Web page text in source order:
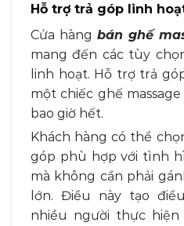
Hỗ trợ trả góp linh
Cửa hàng bán ghế
mang đến các tùy
linh hoạt. Hỗ trợ trả
một chiếc ghế
bao giờ hết.
Khách hàng có thể
góp phù hợp với tình
mà không cần phải
lớn. Điều này tạo
nhiều người thực